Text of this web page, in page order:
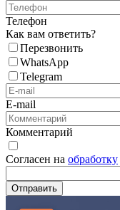
Телефон
Как вам ответить?
Перезвонить
WhatsApp
Telegram
E-mail
Комментарий
Согласен на обработку